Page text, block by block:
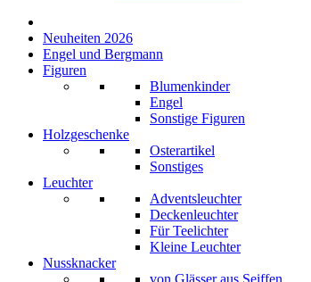
Neuheiten 2026
Engel und Bergmann
Figuren
Blumenkinder
Engel
Sonstige Figuren
Holzgeschenke
Osterartikel
Sonstiges
Leuchter
Adventsleuchter
Deckenleuchter
Für Teelichter
Kleine Leuchter
Nussknacker
von Glässer aus Seiffen